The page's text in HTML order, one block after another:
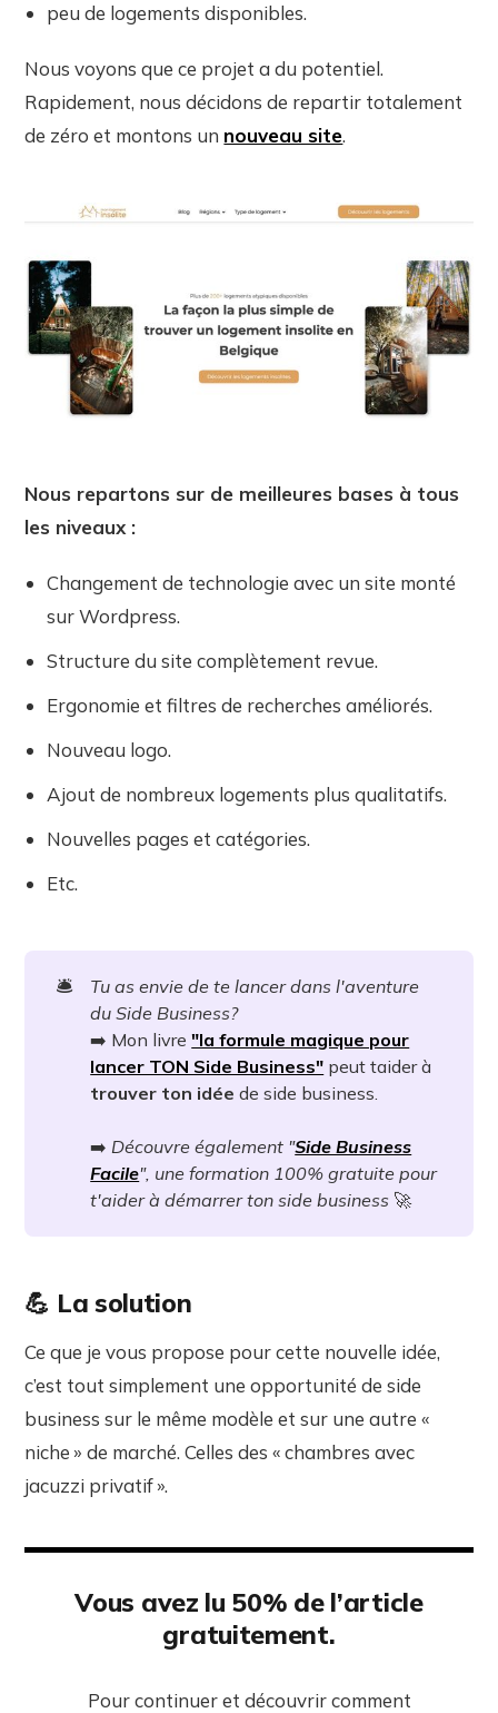
peu de logements disponibles.
Nous voyons que ce projet a du potentiel.
Rapidement, nous décidons de repartir totalement
de zéro et montons un nouveau site.
Nous repartons sur de meilleures bases à tous
les niveaux :
Changement de technologie avec un site monté
sur Wordpress.
Structure du site complètement revue.
Ergonomie et filtres de recherches améliorés.
Nouveau logo.
Ajout de nombreux logements plus qualitatifs.
Nouvelles pages et catégories.
Etc.
🛎️
Tu as envie de te lancer dans l'aventure
du Side Business?
➡️ Mon livre"la formule magique pour
lancer TON Side Business" peut taider à
trouver ton idée de side business.
➡️Découvre également "Side Business
Facile", une formation 100% gratuite pour
t'aider à démarrer ton side business 🚀
💪 La solution‌
Ce que je vous propose pour cette nouvelle idée,
c’est tout simplement une opportunité de side
business sur le même modèle et sur une autre «
niche » de marché. Celles des « chambres avec
jacuzzi privatif ».
Vous avez lu 50% de l’article
gratuitement.
Pour continuer et découvrir comment